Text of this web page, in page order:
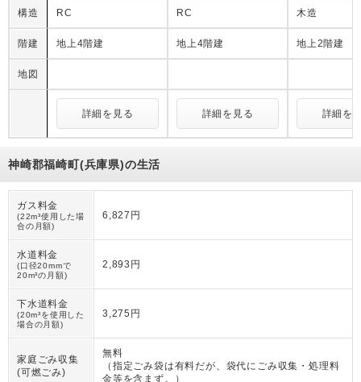
構造 RC RC 木造
階建 地上4階建 地上4階建 地上2階建
地図
詳細を見る 詳細を見る 詳細を
神崎郡福崎町(兵庫県)の生活
ガス料金
(22m³使用した場
合の月額)
6,827円
水道料金
(口径20mmで
20m³の月額)
2,893円
下水道料金
(20m³を使用した
場合の月額)
3,275円
家庭ごみ収集
(可燃ごみ)
無料
（ 指定ごみ袋は有料だが、袋代にごみ収集・処理料
金等を含まず。
）